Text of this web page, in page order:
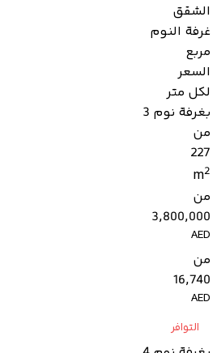
الشقق
غرفة النوم
مربع
السعر
لكل متر
بغرفة نوم 3
من
227
m2
من
3,800,000
AED
من
16,740
AED
التوافر